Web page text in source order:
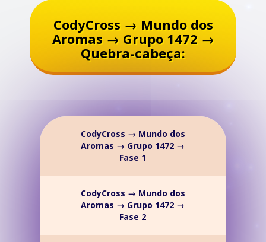
CodyCross → Mundo dos
Aromas → Grupo 1472 →
Quebra-cabeça:
CodyCross → Mundo dos
Aromas → Grupo 1472 →
Fase 1
CodyCross → Mundo dos
Aromas → Grupo 1472 →
Fase 2